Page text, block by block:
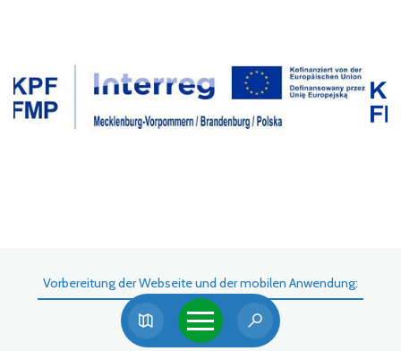
Vorbereitung der Webseite und der mobilen Anwendung: